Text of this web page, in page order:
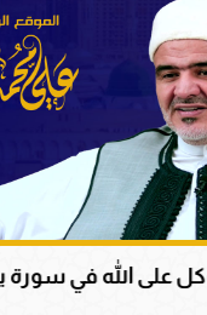
الله في سورة يوسف